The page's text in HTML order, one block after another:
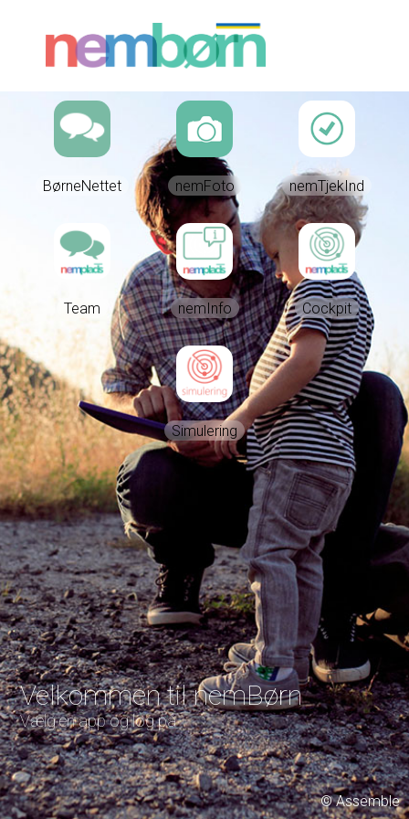
BørneNettet nemFoto nemTjekInd
Team nemInfo Cockpit
Simulering
Velkommen til nemBørn
Vælg en app og log på
© Assemble